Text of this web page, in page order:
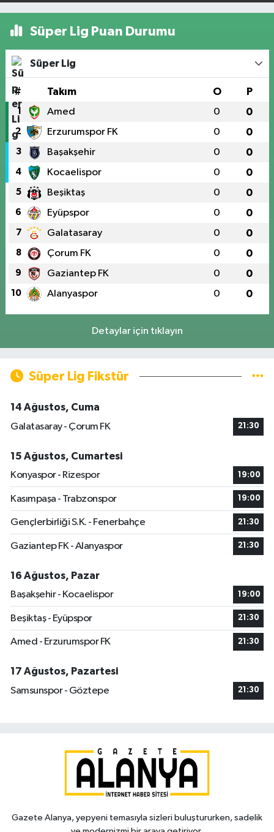
Süper Lig Puan Durumu
Süper Lig
# Takım O P
1 Amed 0 0
2 Erzurumspor FK 0 0
3 Başakşehir 0 0
4 Kocaelispor 0 0
5 Beşiktaş 0 0
6 Eyüpspor 0 0
7 Galatasaray 0 0
8 Çorum FK 0 0
9 Gaziantep FK 0 0
10 Alanyaspor 0 0
Detaylar için tıklayın
Süper Lig Fikstür
14 Ağustos, Cuma
Galatasaray - Çorum FK
21:30
15 Ağustos, Cumartesi
Konyaspor - Rizespor
19:00
Kasımpaşa - Trabzonspor 19:00
Gençlerbirliği S.K. - Fenerbahçe 21:30
Gaziantep FK - Alanyaspor 21:30
16 Ağustos, Pazar
Başakşehir - Kocaelispor
19:00
Beşiktaş - Eyüpspor 21:30
Amed - Erzurumspor FK 21:30
17 Ağustos, Pazartesi
Samsunspor - Göztepe
21:30
Gazete Alanya, yepyeni temasıyla sizleri buluştururken, sadelik